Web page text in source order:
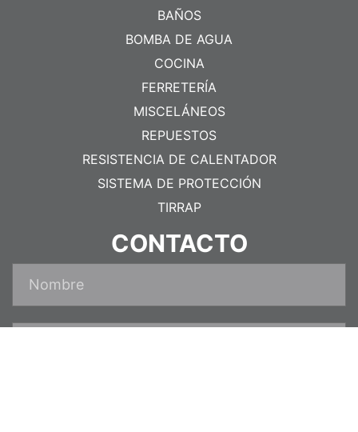
BAÑOS
BOMBA DE AGUA
COCINA
FERRETERÍA
MISCELÁNEOS
REPUESTOS
RESISTENCIA DE CALENTADOR
SISTEMA DE PROTECCIÓN
TIRRAP
CONTACTO